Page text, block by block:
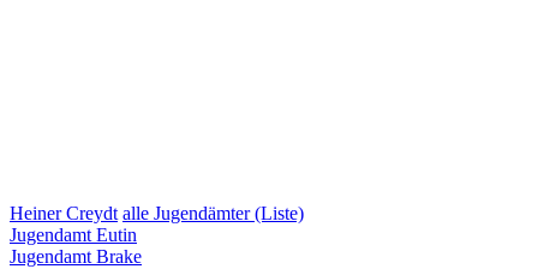
Heiner Creydt alle Jugendämter (Liste)
Jugendamt Eutin
Jugendamt Brake